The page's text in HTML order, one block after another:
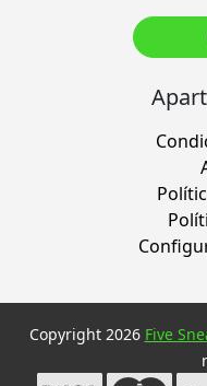
Copyright 2026 Five